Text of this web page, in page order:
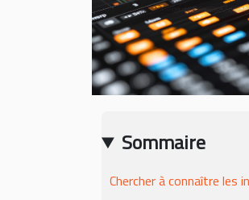
Sommaire
Chercher à connaître les